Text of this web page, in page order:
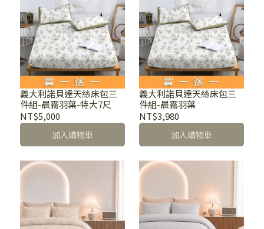
義大利諾貝達天絲床包三
件組-晨霧羽葉-特大7尺
NT$5,000
加入購物車
義大利諾貝達天絲床包三
件組-晨霧羽葉
NT$3,980
加入購物車